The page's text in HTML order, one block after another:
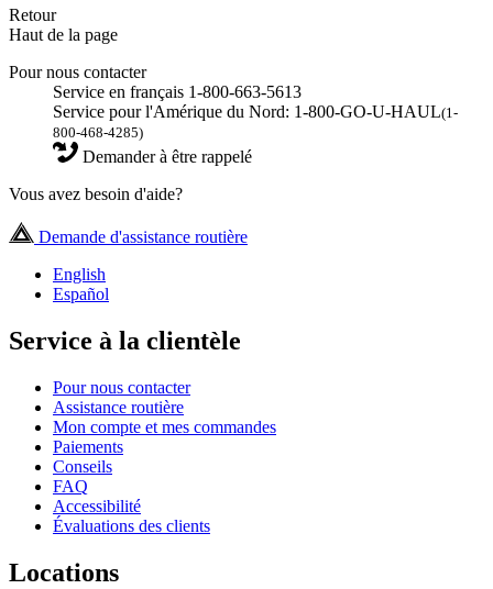
Retour
Haut de la page
Pour nous contacter
Service en français 1-800-663-5613
Service pour l'Amérique du Nord: 1-800-GO-U-HAUL(1-
800-468-4285)
Demander à être rappelé
Vous avez besoin d'aide?
Demande d'assistance routière
English
Español
Service à la clientèle
Pour nous contacter
Assistance routière
Mon compte et mes commandes
Paiements
Conseils
FAQ
Accessibilité
Évaluations des clients
Locations